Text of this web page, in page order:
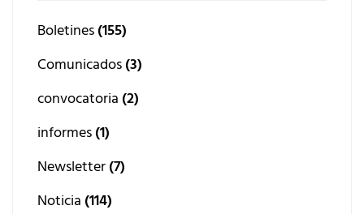
Boletines(155)
Comunicados(3)
convocatoria (2)
informes(1)
Newsletter(7)
Noticia (114)